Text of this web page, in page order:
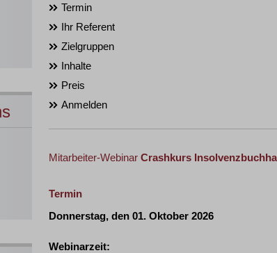
Termin
Ihr Referent
Zielgruppen
Inhalte
Preis
Anmelden
Mitarbeiter-Webinar Crashkurs
Termin
Donnerstag, den 01. Oktober 2026
Webinarzeit: